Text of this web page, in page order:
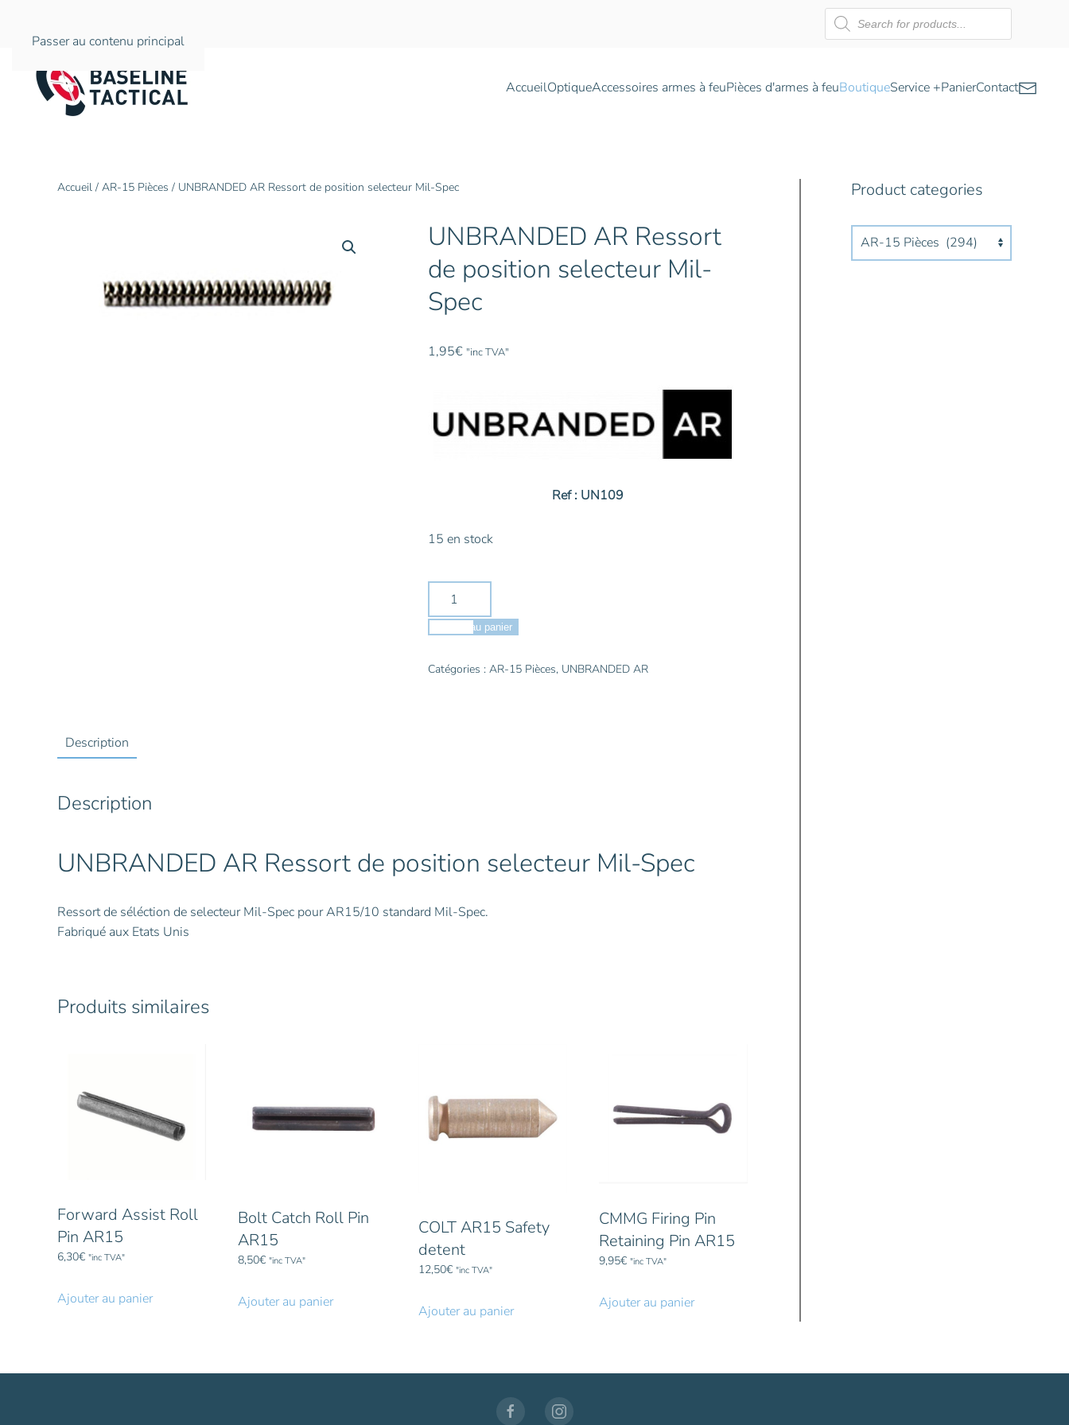
Passer au contenu principal
Recherche
de
produits
AccueilOptiqueAccessoires armes à feuPièces d'armes à feuBoutiqueService +PanierContact
Accueil / AR-15 Pièces / UNBRANDED AR Ressort de position selecteur Mil-Spec
UNBRANDED AR Ressort
de position selecteur Mil-
Spec
1,95€ "inc TVA"
Ref : UN109
15 en stock
quantité
UNBRANDED
Ressort
Ajouter au panier
Catégories :AR-15 Pièces, UNBRANDED AR
Description
Description
UNBRANDED AR Ressort de position selecteur Mil-Spec
Ressort de séléction de selecteur Mil-Spec pour AR15/10 standard Mil-Spec.
Fabriqué aux Etats Unis
Produits similaires
Forward Assist Roll
Pin AR15
6,30€ "inc TVA"
Ajouter au panier
Bolt Catch Roll Pin
AR15
8,50€ "inc TVA"
Ajouter au panier
COLT AR15 Safety
detent
12,50€ "inc TVA"
Ajouter au panier
CMMG Firing Pin
Retaining Pin AR15
9,95€ "inc TVA"
Ajouter au panier
Product categories